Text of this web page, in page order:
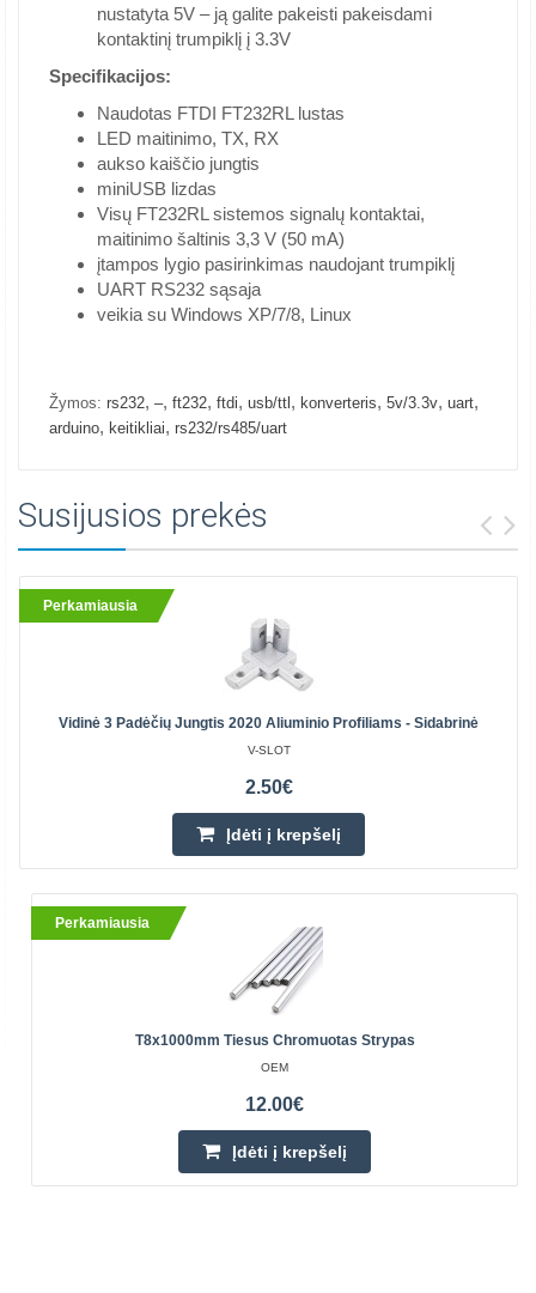
nustatyta 5V – ją galite pakeisti pakeisdami
kontaktinį trumpiklį į 3.3V
Specifikacijos:
Naudotas FTDI FT232RL lustas
LED maitinimo, TX, RX
aukso kaiščio jungtis
miniUSB lizdas
Visų FT232RL sistemos signalų kontaktai,
maitinimo šaltinis 3,3 V (50 mA)
įtampos lygio pasirinkimas naudojant trumpiklį
UART RS232 sąsaja
veikia su Windows XP/7/8, Linux
Žymos: rs232, –, ft232, ftdi, usb/ttl , konverteris, 5v/3.3v, uart,
arduino, keitikliai, rs232/rs485/uart
Susijusios prekės
Perkamiausia
Vidinė 3 Padėčių Jungtis 2020 Aliuminio Profiliams - Sidabrinė
V-SLOT
2.50€
Įdėti į krepšelį
Perkamiausia
T8x1000mm Tiesus Chromuotas Strypas
OEM
12.00€
Įdėti į krepšelį